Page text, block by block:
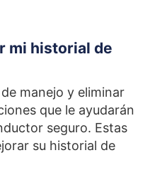
mi historial de
manejo y eliminar
que le ayudarán
seguro. Estas
su historial de